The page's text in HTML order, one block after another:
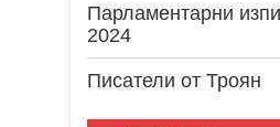
Парламентарни
2024
Писатели от Троян